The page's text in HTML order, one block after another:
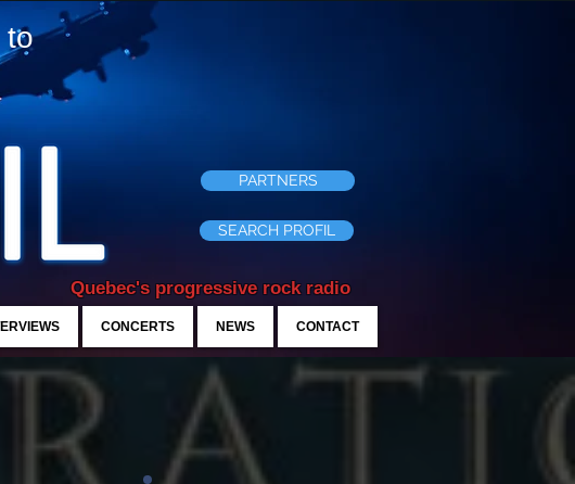
to
Quebec's progressive rock radio
SEARCH PROFIL
PARTNERS
CONCERTS NEWS CONTACT